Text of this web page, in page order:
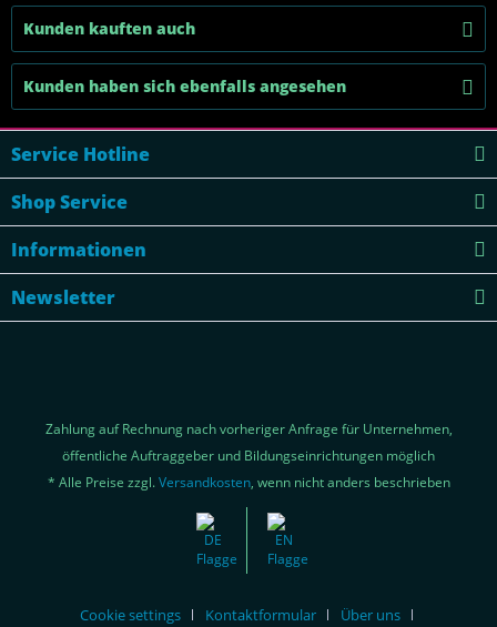
Kunden kauften auch
Kunden haben sich ebenfalls angesehen
Service Hotline
Shop Service
Informationen
Newsletter
Zahlung auf Rechnung nach vorheriger Anfrage für Unternehmen,
öffentliche Auftraggeber und Bildungseinrichtungen möglich
* Alle Preise zzgl.Versandkosten, wenn nicht anders beschrieben
Cookie settings Kontaktformular
Über uns